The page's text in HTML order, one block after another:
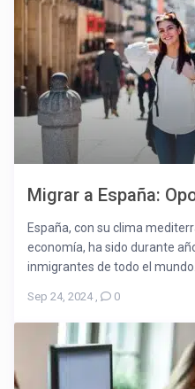
Migrar a España:
España, con su clima
economía, ha sido durante
inmigrantes de todo el mundo.
Sep 24, 2024, 0